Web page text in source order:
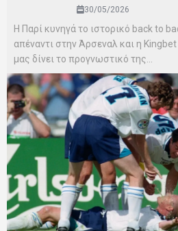
30/05/2026
Η Παρί κυνηγά το ιστορικό back to
απέναντι στην Άρσεναλ και η Kingbet
μας δίνει το προγνωστικό της...